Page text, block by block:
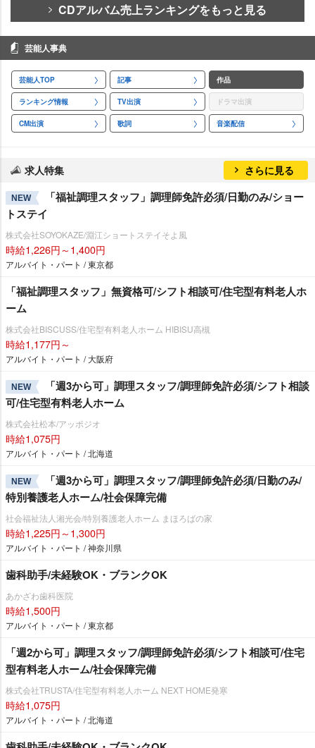
CDアルバム売上ランキングをもっと見る
芸能人事典
芸能人TOP 記事 作品
ランキング情報 TV出演 ドラマ出演
CM出演 歌詞 音楽配信
求人特集 さらに見る
NEW
「福祉調理スタッフ」調理師免許必須/日勤のみ/ショー
トステイ
株式会社SOYOKAZE/淵江ショートステイそよ風
時給1,226円～1,400円
アルバイト・パート / 東京都
「福祉調理スタッフ」無資格可/シフト相談可/住宅型有料老人ホ
ーム
株式会社BISCUSS/住宅型有料老人ホーム HIBISU高槻
時給1,177円～
アルバイト・パート / 大阪府
NEW
「週3から可」調理スタッフ/調理師免許必須/シフト相談
可/住宅型有料老人ホーム
株式会社松本/アッポジオ
時給1,075円
アルバイト・パート / 北海道
NEW
「週3から可」調理スタッフ/調理師免許必須/日勤のみ/
特別養護老人ホーム/社会保障完備
社会福祉法人湘光会/特別養護老人ホーム まほろばの家
時給1,225円～1,300円
アルバイト・パート / 神奈川県
歯科助手/未経験OK・ブランクOK
あかざわ歯科医院
時給1,500円
アルバイト・パート / 東京都
「週2から可」調理スタッフ/調理師免許必須/シフト相談可/住宅
型有料老人ホーム/社会保障完備
株式会社TRUSTA/住宅型有料老人ホーム NEXT HOME発寒
時給1,075円
アルバイト・パート / 北海道